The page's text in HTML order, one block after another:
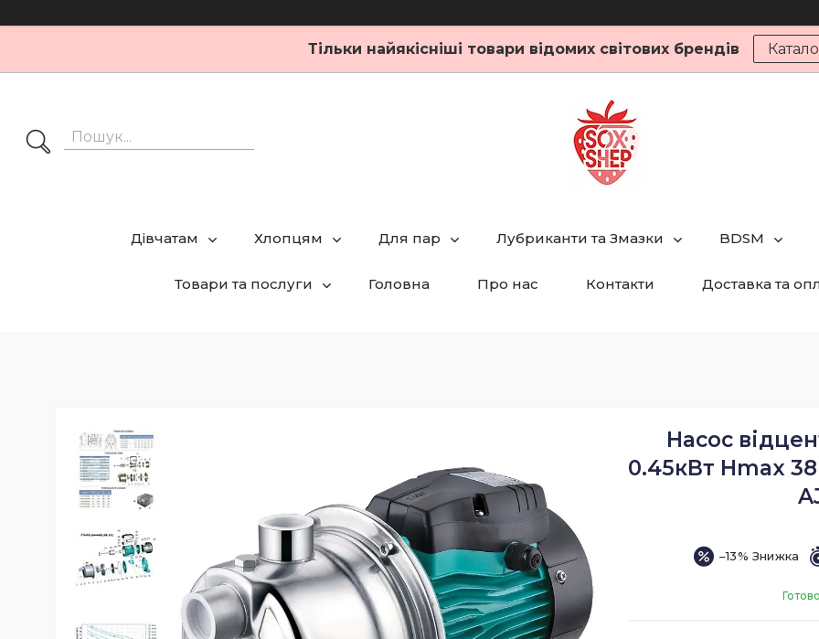
Тільки найякісніші товари відомих світових брендів
Дівчатам Хлопцям Для пар Лубриканти та Змазки BDSM
Товари та послуги Головна Про нас Контакти Доставка та
Насос
0.45кВт Hmax
–13%